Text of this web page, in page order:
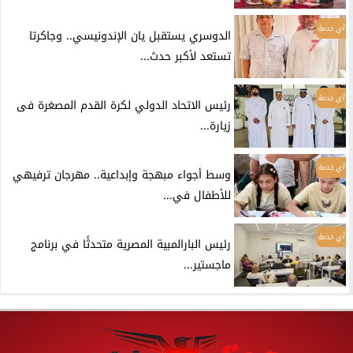
أي خدمة
الدوسري يستقبل يان الإندونيسي.. وجاكرتا
تستعد لأكبر حدث...
أي خدمة
رئيس الاتحاد الدولي لكرة القدم المصغرة فى
زيارة...
أي خدمة
وسط أجواء مبهجة وإبداعية.. مهرجان ترفيهي
للأطفال في...
أي خدمة
رئيس البارالمبية المصرية متحدثًا في برنامج
ماجستير...